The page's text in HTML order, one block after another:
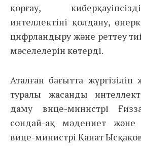
қорғау,
интеллектіні қолдану,
цифрландыру және реттеу
мәселелерін көтерді.
Аталған бағытта
туралы жасанды
даму вице-министрі
сондай-ақ мәдениет және
вице-министрі Қанат Ысқақов